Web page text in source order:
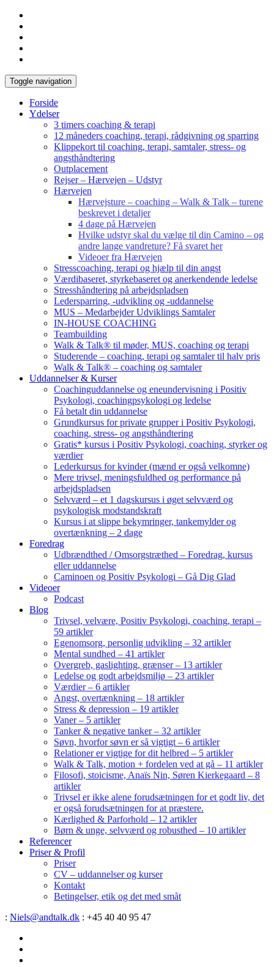
Toggle navigation
Forside
Ydelser
3 timers coaching & terapi
12 måneders coaching, terapi, rådgivning og sparring
Klippekort til coaching, terapi, samtaler, stress- og
angsthåndtering
Outplacement
Rejser – Hærvejen – Udstyr
Hærvejen
Hærvejsture – coaching – Walk & Talk – turene
beskrevet i detaljer
4 dage på Hærvejen
Hvilke udstyr skal du vælge til din Camino – og
andre lange vandreture? Få svaret her
Videoer fra Hærvejen
Stresscoaching, terapi og hjælp til din angst
Værdibaseret, styrkebaseret og anerkendende ledelse
Stresshåndtering på arbejdspladsen
Ledersparring, -udvikling og -uddannelse
MUS – Medarbejder Udviklings Samtaler
IN-HOUSE COACHING
Teambuilding
Walk & Talk® til møder, MUS, coaching og terapi
Studerende – coaching, terapi og samtaler til halv pris
Walk & Talk® – coaching og samtaler
Uddannelser & Kurser
Coachinguddannelse og eneundervisning i Positiv
Psykologi, coachingpsykologi og ledelse
Få betalt din uddannelse
Grundkursus for private grupper i Positiv Psykologi,
coaching, stress- og angsthåndtering
Gratis* kursus i Positiv Psykologi, coaching, styrker og
værdier
Lederkursus for kvinder (mænd er også velkomne)
Mere trivsel, meningsfuldhed og performance på
arbejdspladsen
Selvværd – et 1 dagskursus i øget selvværd og
psykologisk modstandskraft
Kursus i at slippe bekymringer, tankemylder og
overtænkning – 2 dage
Foredrag
Udbrændthed / Omsorgstræthed – Foredrag, kursus
eller uddannelse
Caminoen og Positiv Psykologi – Gå Dig Glad
Videoer
Podcast
Blog
Trivsel, velvære, Positiv Psykologi, coaching, terapi –
59 artikler
Egenomsorg, personlig udvikling – 32 artikler
Mental sundhed – 41 artikler
Overgreb, gaslighting, grænser – 13 artikler
Ledelse og godt arbejdsmiljø – 23 artikler
Værdier – 6 artikler
Angst, overtænkning – 18 artikler
Stress & depression – 19 artikler
Vaner – 5 artikler
Tanker & negative tanker – 32 artikler
Søvn, hvorfor søvn er så vigtigt – 6 artikler
Relationer er vigtige for dit helbred – 5 artikler
Walk & Talk, motion + fordelen ved at gå – 11 artikler
Filosofi, stoicisme, Anaïs Nin, Søren Kierkegaard – 8
artikler
Trivsel er ikke alene forudsætningen for et godt liv, det
er også forudsætningen for at præstere.
Kærlighed & Parforhold – 12 artikler
Børn & unge, selvværd og robusthed – 10 artikler
Referencer
Priser & Profil
Priser
CV – uddannelser og kurser
Kontakt
Betingelser, etik og det med småt
: Niels@andtalk.dk : +45 40 40 95 47